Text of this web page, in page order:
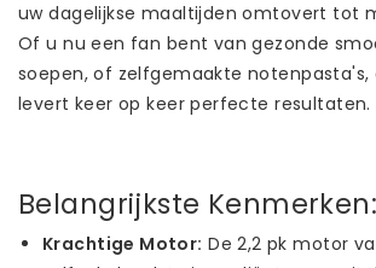
uw dagelijkse maaltijden omtovert tot
Of u nu een fan bent van gezonde
soepen, of zelfgemaakte notenpasta's,
levert keer op keer perfecte resultaten.
Belangrijkste Kenmerken:
Krachtige Motor: De 2,2 pk motor